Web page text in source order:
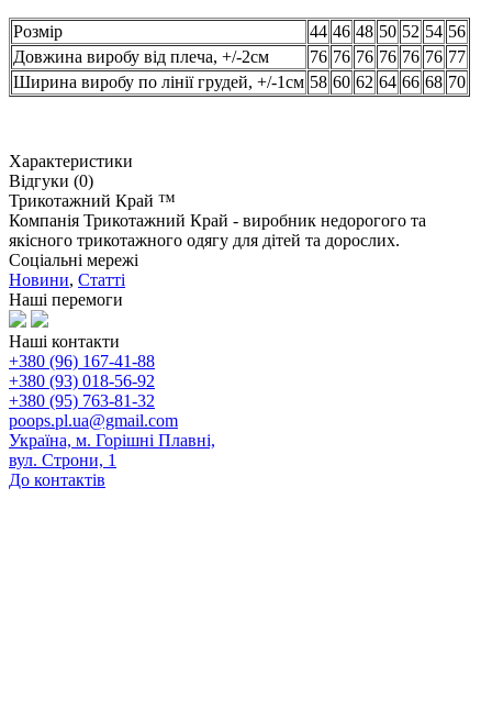
Розмір 44 46 48 50 52 54 56
Довжина виробу від плеча, +/-2см
76 76 76 76 76 76 77
Ширина виробу по лінії грудей, +/-1см 58 60 62 64 66 68 70
Характеристики
Відгуки (0)
Трикотажний Край ™
Компанія Трикотажний Край - виробник недорогого та
якісного трикотажного одягу для дітей та дорослих.
Соціальні мережі
Новини, Статті
Наші перемоги
Наші контакти
+380 (96) 167-41-88
+380 (93) 018-56-92
+380 (95) 763-81-32
poops.pl.ua@gmail.com
Україна, м. Горішні Плавні,
вул. Строни, 1
До контактів